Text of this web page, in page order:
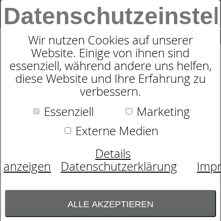
Wir nutzen Cookies auf unserer
Website. Einige von ihnen sind
essenziell, während andere uns helfen,
diese Website und Ihre Erfahrung zu
verbessern.
Essenziell
Marketing
Externe Medien
Details
anzeigen
Datenschutzerklärung
ALLE AKZEPTIEREN
SUCHE
0
DORMABELL MOTORRAHMEN